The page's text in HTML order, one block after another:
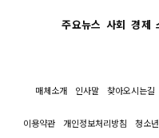
주요뉴스 사회 경제
매체소개 인사말 찾아오시는길
이용약관 개인정보처리방침 청소